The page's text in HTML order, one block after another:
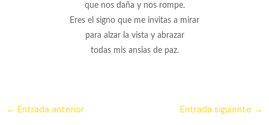
que nos daña y nos rompe.
Eres el signo que me invitas a mirar
para alzar la vista y abrazar
todas mis ansias de paz.
Navegación
← Entrada anterior Entrada siguiente →